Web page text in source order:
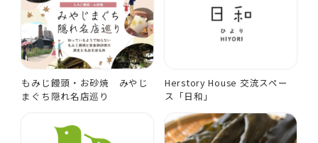
もみじ饅頭・お砂焼 みやじ
まぐち隠れ名店巡り
Herstory House 交流スペー
ス「日和」